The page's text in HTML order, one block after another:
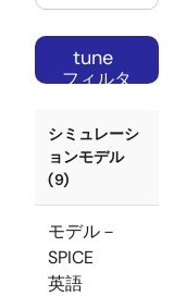
tune
フィルタ
シミュレーシ
ョンモデル
(9)
モデル－
SPICE
英語